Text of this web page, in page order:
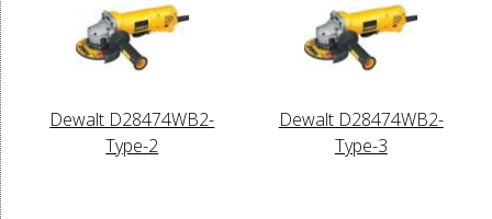
Dewalt D28474WB2-
Type-2
Dewalt D28474WB2-
Type-3